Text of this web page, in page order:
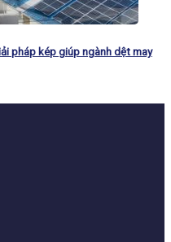
pháp kép giúp ngành dệt may